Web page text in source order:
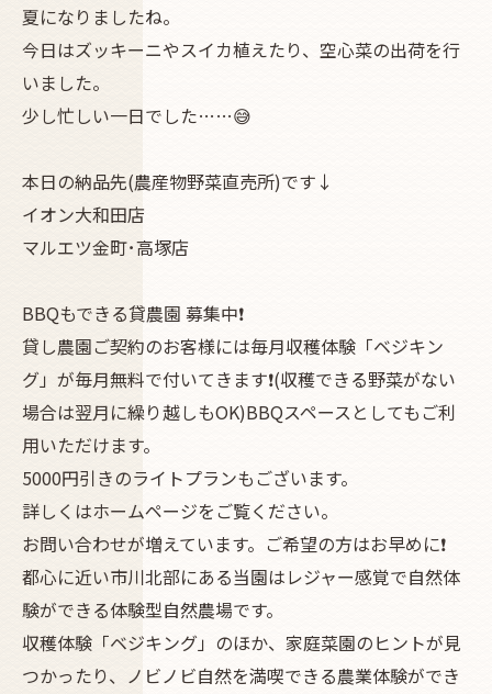
夏になりましたね。
今日はズッキーニやスイカ植えたり、空心菜の出荷を行
いました。
少し忙しい一日でした……😅
本日の納品先(農産物野菜直売所)です↓
イオン大和田店
マルエツ金町･高塚店
BBQもできる貸農園 募集中❗
貸し農園ご契約のお客様には毎月収穫体験「ベジキン
グ」が毎月無料で付いてきます❗(収穫できる野菜がない
場合は翌月に繰り越しもOK)BBQスペースとしてもご利
用いただけます。
5000円引きのライトプランもございます。
詳しくはホームページをご覧ください。
お問い合わせが増えています。ご希望の方はお早めに❗
都心に近い市川北部にある当園はレジャー感覚で自然体
験ができる体験型自然農場です。
収穫体験「ベジキング」のほか、家庭菜園のヒントが見
つかったり、ノビノビ自然を満喫できる農業体験ができ